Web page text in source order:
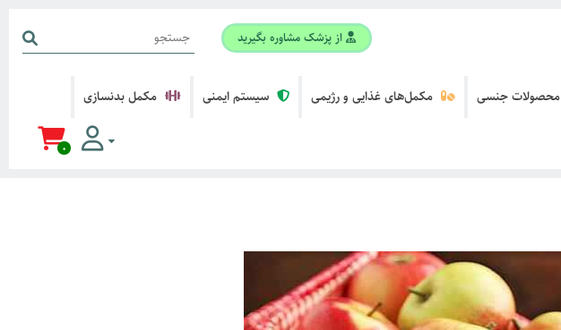
از پزشک مشاوره بگیرید
0
محصولات جنسی مکمل‌های غذایی و رژیمی سیستم ایمنی مکمل بدنسازی